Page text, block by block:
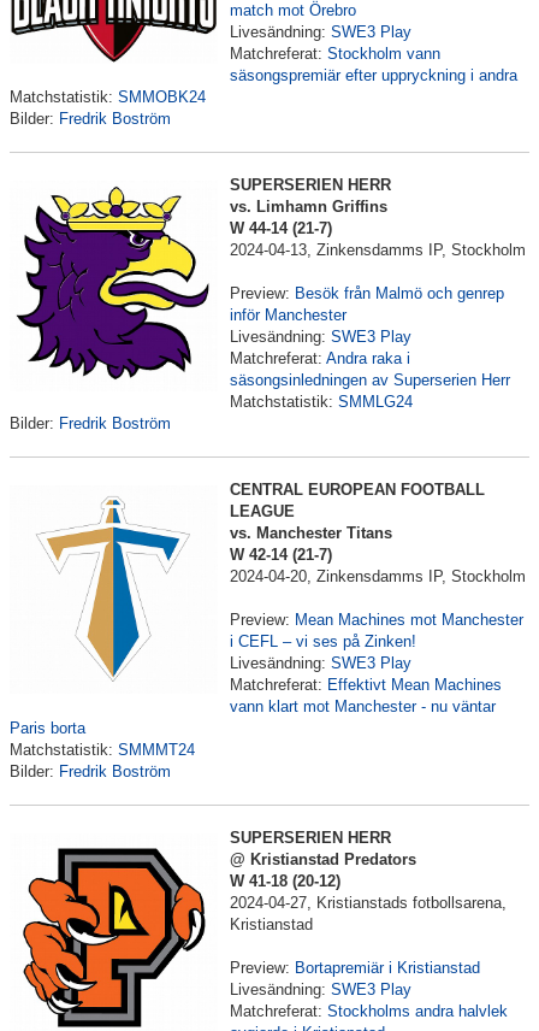
Kvalitetsgruppen
match mot Örebro
Livesändning: SWE3 Play
Matchreferat: Stockholm vann
säsongspremiär efter uppryckning i andra
Matchstatistik: SMMOBK24
Bilder: Fredrik Boström
SUPERSERIEN HERR
vs. Limhamn Griffins
W 44-14 (21-7)
2024-04-13, Zinkensdamms IP, Stockholm
Preview: Besök från Malmö och genrep
inför Manchester
Livesändning: SWE3 Play
Matchreferat: Andra raka i
säsongsinledningen av Superserien Herr
Matchstatistik: SMMLG24
Bilder: Fredrik Boström
CENTRAL EUROPEAN FOOTBALL
LEAGUE
vs. Manchester Titans
W 42-14 (21-7)
2024-04-20, Zinkensdamms IP, Stockholm
Preview: Mean Machines mot Manchester
i CEFL – vi ses på Zinken!
Livesändning: SWE3 Play
Matchreferat: Effektivt Mean Machines
vann klart mot Manchester - nu väntar
Paris borta
Matchstatistik: SMMMT24
Bilder: Fredrik Boström
SUPERSERIEN HERR
@ Kristianstad Predators
W 41-18 (20-12)
2024-04-27, Kristianstads fotbollsarena,
Kristianstad
Preview: Bortapremiär i Kristianstad
Livesändning: SWE3 Play
Matchreferat: Stockholms andra halvlek